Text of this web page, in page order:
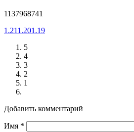
1137968741
1.211.201.19
5
4
3
2
1
Добавить комментарий
Имя *